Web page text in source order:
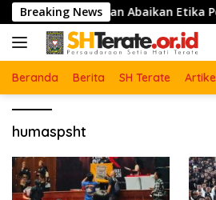
Langsung
ke
konten
Breaking News
: Jangan Abaikan Etika
Beranda Berita SH Terate
humaspsht